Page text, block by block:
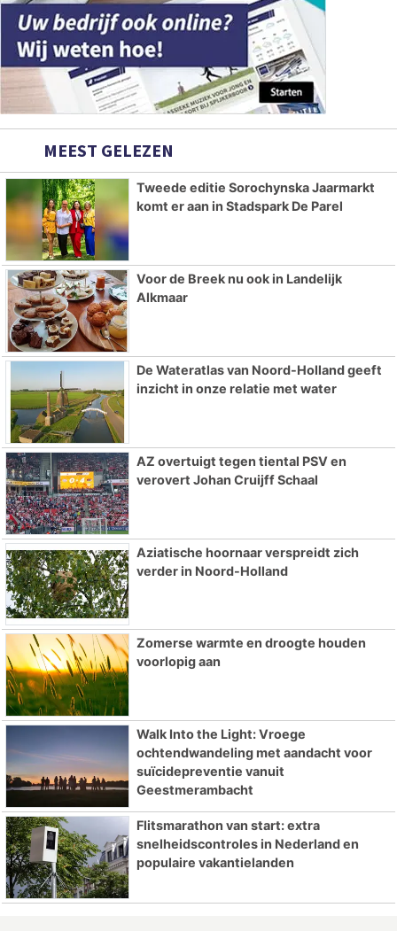
MEEST GELEZEN
Tweede editie Sorochynska Jaarmarkt
komt er aan in Stadspark De Parel
Voor de Breek nu ook in Landelijk
Alkmaar
De Wateratlas van Noord-Holland geeft
inzicht in onze relatie met water
AZ overtuigt tegen tiental PSV en
verovert Johan Cruijff Schaal
Aziatische hoornaar verspreidt zich
verder in Noord-Holland
Zomerse warmte en droogte houden
voorlopig aan
Walk Into the Light: Vroege
ochtendwandeling met aandacht voor
suïcidepreventie vanuit
Geestmerambacht
Flitsmarathon van start: extra
snelheidscontroles in Nederland en
populaire vakantielanden